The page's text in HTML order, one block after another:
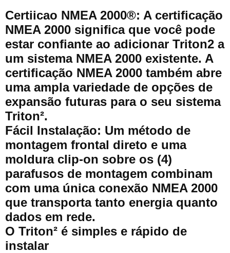
Certiicao NMEA 2000®: A certificação
NMEA 2000 significa que você pode
estar confiante ao adicionar Triton2 a
um sistema NMEA 2000 existente. A
certificação NMEA 2000 também abre
uma ampla variedade de opções de
expansão futuras para o seu sistema
Triton².
Fácil Instalação: Um método de
montagem frontal direto e uma
moldura clip-on sobre os (4)
parafusos de montagem combinam
com uma única conexão NMEA 2000
que transporta tanto energia quanto
dados em rede.
O Triton² é simples e rápido de
instalar